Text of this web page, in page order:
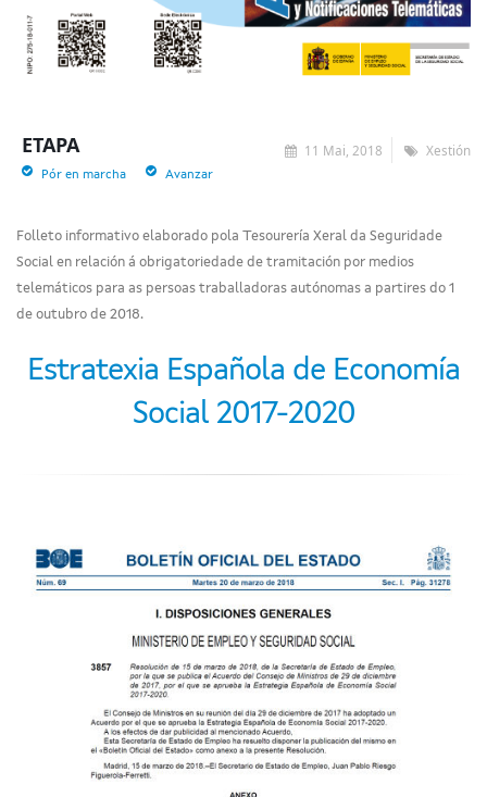
11 Mai, 2018 Xestión
ETAPA
Pór en marcha Avanzar
Folleto informativo elaborado pola Tesourería Xeral da Seguridade
Social en relación á obrigatoriedade de tramitación por medios
telemáticos para as persoas traballadoras autónomas a partires do 1
de outubro de 2018.
Estratexia Española de Economía
Social 2017-2020